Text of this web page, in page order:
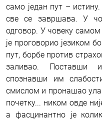
само један пут –
све се завршава. У
одговор. У човеку
је проговорио језиком
пут, борбе против
заливао. Поставши
спознавши им
смислом и пронашао
почетку... ником овде
а фасцинантно је